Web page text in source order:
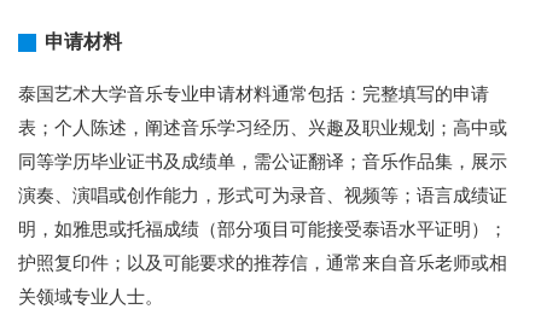
申请材料
泰国艺术大学音乐专业申请材料通常包括：完整填写的申请
表；个人陈述，阐述音乐学习经历、兴趣及职业规划；高中或
同等学历毕业证书及成绩单，需公证翻译；音乐作品集，展示
演奏、演唱或创作能力，形式可为录音、视频等；语言成绩证
明，如雅思或托福成绩（部分项目可能接受泰语水平证明）；
护照复印件；以及可能要求的推荐信，通常来自音乐老师或相
关领域专业人士。